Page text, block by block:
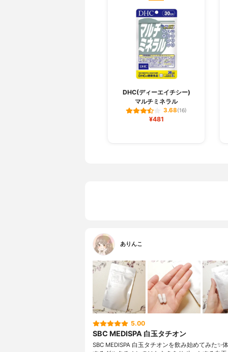
DHC(ディーエイチシー)
マルチミネラル
3.68(16)
¥481
ありんこ
5.00
SBC MEDISPA 白玉タチオン
SBC MEDISPA 白玉タチオンを飲み始めてみた✨